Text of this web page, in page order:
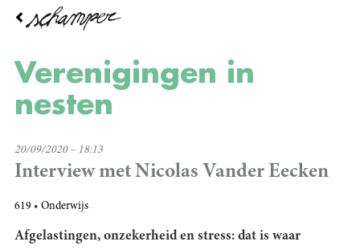
Overslaan
inhoud
Verenigingen in
nesten
20/09/2020 – 18:13
Interview met Nicolas Vander Eecken
619 Onderwijs
Afgelastingen, onzekerheid en stress: dat is waar